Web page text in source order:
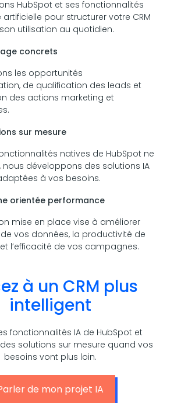
HubSpot et ses fonctionnalités
artificielle pour structurer votre CRM
utilisation au quotidien.
concrets
les opportunités
de qualification des leads et
des actions marketing et
sur mesure
natives de HubSpot ne
nous développons des solutions IA
à vos besoins.
orientée performance
mise en place vise à améliorer
de vos données, la productivité de
l’efficacité de vos campagnes.
à un CRM plus
intelligent
fonctionnalités IA de HubSpot et
solutions sur mesure quand vos
besoins vont plus loin.
de mon projet IA